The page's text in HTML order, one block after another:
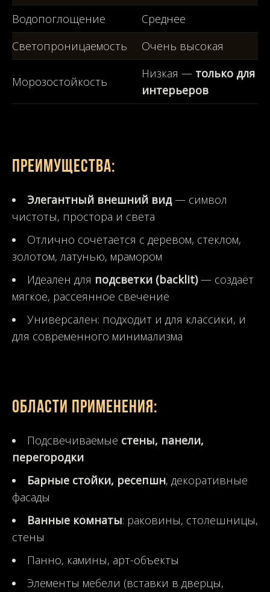
Водопоглощение
Среднее
Светопроницаемость
Очень высокая
Морозостойкость
Низкая — только для
интерьеров
Преимущества:
Элегантный внешний вид— символ
чистоты, простора и света
Отлично сочетается с деревом, стеклом,
золотом, латунью, мрамором
Идеален для подсветки (backlit)— создаёт
мягкое, рассеянное свечение
Универсален: подходит и для классики, и
для современного минимализма
Области применения:
Подсвечиваемые стены, панели,
перегородки
Барные стойки, ресепшн, декоративные
фасады
Ванные комнаты: раковины, столешницы,
стены
Панно, камины, арт-объекты
Элементы мебели (вставки в дверцы,